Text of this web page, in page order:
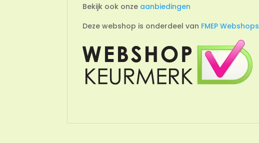
Bekijk ook onze aanbiedingen
Deze webshop is onderdeel van FMEP Webshops